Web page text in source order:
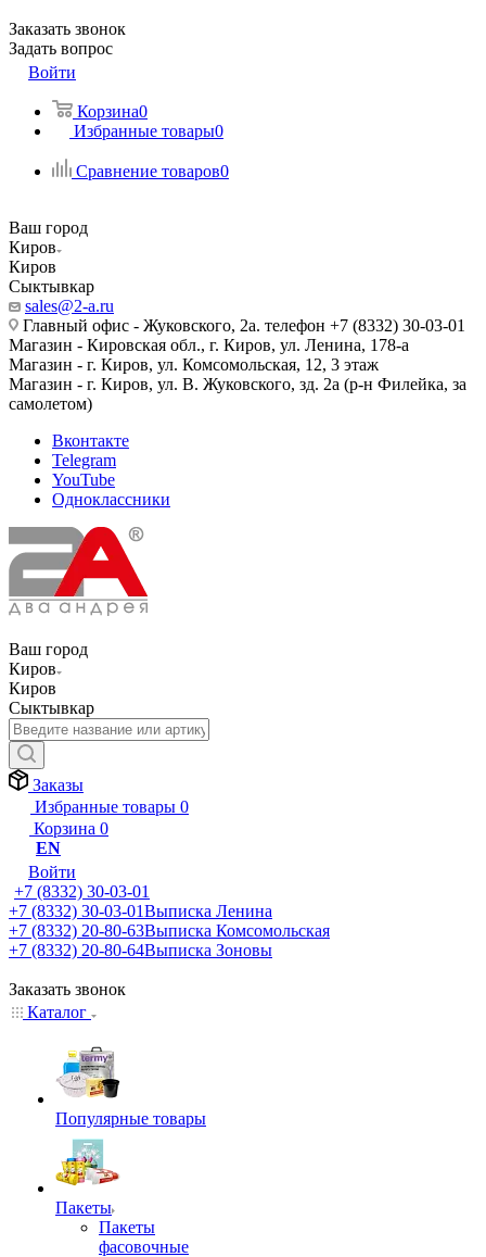
Заказать звонок
Задать вопрос
Войти
Корзина0
Избранные товары0
Сравнение товаров0
Ваш город
Киров
Киров
Сыктывкар
sales@2-a.ru
Главный офис - Жуковского, 2а. телефон +7 (8332) 30-03-01
Магазин - Кировская обл., г. Киров, ул. Ленина, 178-а
Магазин - г. Киров, ул. Комсомольская, 12, 3 этаж
Магазин - г. Киров, ул. В. Жуковского, зд. 2а (р-н Филейка, за
самолетом)
Вконтакте
Telegram
YouTube
Одноклассники
Ваш город
Киров
Киров
Сыктывкар
Заказы
Избранные товары 0
Корзина 0
EN
Войти
+7 (8332) 30-03-01
+7 (8332) 30-03-01Выписка Ленина
+7 (8332) 20-80-63Выписка Комсомольская
+7 (8332) 20-80-64Выписка Зоновы
Заказать звонок
Каталог
Популярные товары
Пакеты
Пакеты
фасовочные